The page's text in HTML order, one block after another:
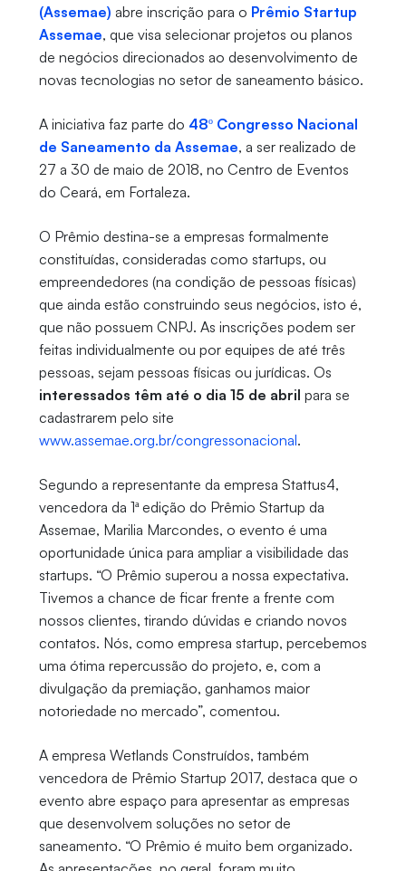
(Assemae) abre inscrição para o Prêmio Startup
Assemae, que visa selecionar projetos ou planos
de negócios direcionados ao desenvolvimento de
novas tecnologias no setor de saneamento básico.
A iniciativa faz parte do 48º Congresso Nacional
de Saneamento da Assemae, a ser realizado de
27 a 30 de maio de 2018, no Centro de Eventos
do Ceará, em Fortaleza.
O Prêmio destina-se a empresas formalmente
constituídas, consideradas como startups, ou
empreendedores (na condição de pessoas físicas)
que ainda estão construindo seus negócios, isto é,
que não possuem CNPJ. As inscrições podem ser
feitas individualmente ou por equipes de até três
pessoas, sejam pessoas físicas ou jurídicas. Os
interessados têm até o dia 15 de abril para se
cadastrarem pelo site
www.assemae.org.br/congressonacional.
Segundo a representante da empresa Stattus4,
vencedora da 1ª edição do Prêmio Startup da
Assemae, Marilia Marcondes, o evento é uma
oportunidade única para ampliar a visibilidade das
startups. “O Prêmio superou a nossa expectativa.
Tivemos a chance de ficar frente a frente com
nossos clientes, tirando dúvidas e criando novos
contatos. Nós, como empresa startup, percebemos
uma ótima repercussão do projeto, e, com a
divulgação da premiação, ganhamos maior
notoriedade no mercado”, comentou.
A empresa Wetlands Construídos, também
vencedora de Prêmio Startup 2017, destaca que o
evento abre espaço para apresentar as empresas
que desenvolvem soluções no setor de
saneamento. “O Prêmio é muito bem organizado.